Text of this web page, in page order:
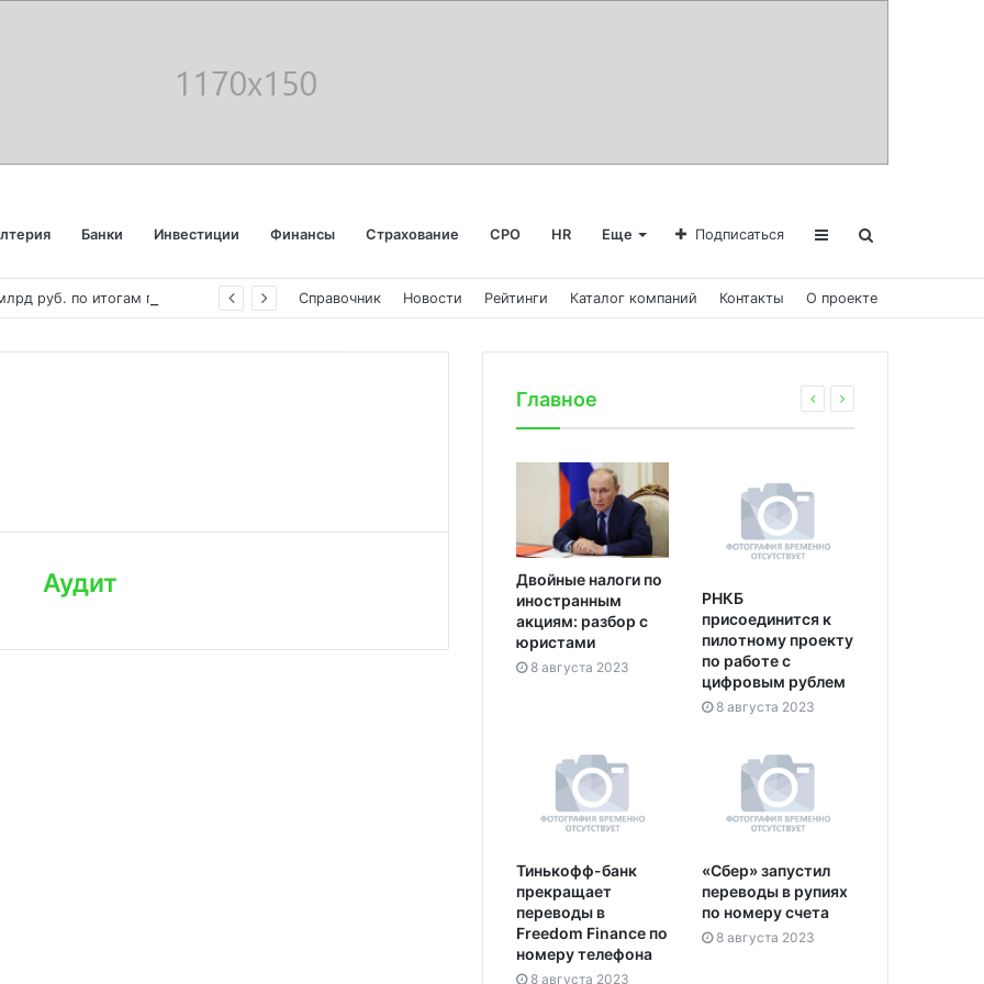
Банки Инвестиции Финансы Страхование СРО HR Еще Подписаться
Справочник Новости Рейтинги Каталог компаний Контакты О проекте
Аудит
Главное
Двойные налоги по
иностранным
акциям: разбор с
юристами
8 августа 2023
РНКБ
присоединится к
пилотному проекту
по работе с
цифровым рублем
8 августа 2023
Тинькофф-банк
прекращает
переводы в
Freedom Finance по
номеру телефона
8 августа 2023
«Сбер» запустил
переводы в рупиях
по номеру счета
8 августа 2023